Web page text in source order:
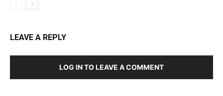
LEAVE A REPLY
LOG IN TO LEAVE A COMMENT